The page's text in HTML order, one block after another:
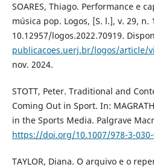
SOARES, Thiago. Performance e
música pop. Logos, [S. l.], v. 29, n.
10.12957/logos.2022.70919.
publicacoes.uerj.br/logos/article/
nov. 2024.
STOTT, Peter. Traditional and
Coming Out in Sport. In:
in the Sports Media. Palgrave
https://doi.org/10.1007/978-3-030-
TAYLOR, Diana. O arquivo e o